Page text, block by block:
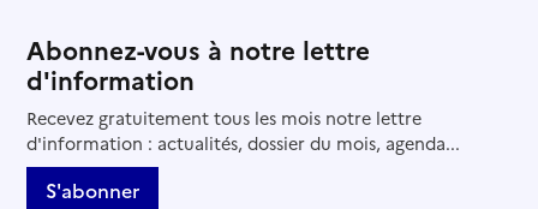
Abonnez-vous à notre lettre
d'information
Recevez gratuitement tous les mois notre lettre
d'information : actualités, dossier du mois, agenda...
S'abonner